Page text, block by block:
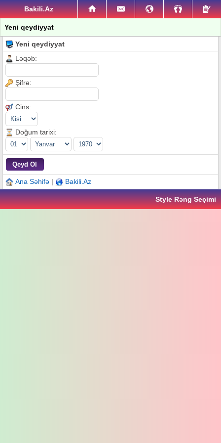
Bakili.Az
Yeni qeydiyyat
Yeni qeydiyyat
Ləqəb:
Şifrə:
Cins:
Doğum tarixi:
Ana Səhifə | Bakili.Az
Style Rəng Seçimi